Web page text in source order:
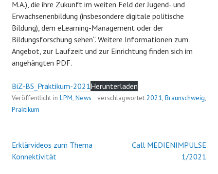
M.A.), die ihre Zukunft im weiten Feld der Jugend- und
Erwachsenenbildung (insbesondere digitale politische
Bildung), dem eLearning-Management oder der
Bildungsforschung sehen“. Weitere Informationen zum
Angebot, zur Laufzeit und zur Einrichtung finden sich im
angehängten PDF.
BiZ-BS_Praktikum-2021Herunterladen
Veröffentlicht in LPM, News verschlagwortet 2021, Braunschweig,
Praktikum
Beitrags-
Erklärvideos zum Thema
Konnektivität
Call MEDIENIMPULSE
1/2021